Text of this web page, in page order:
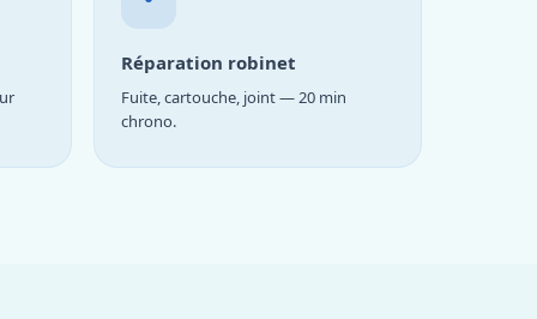
Réparation robinet
Fuite, cartouche, joint — 20 min
chrono.